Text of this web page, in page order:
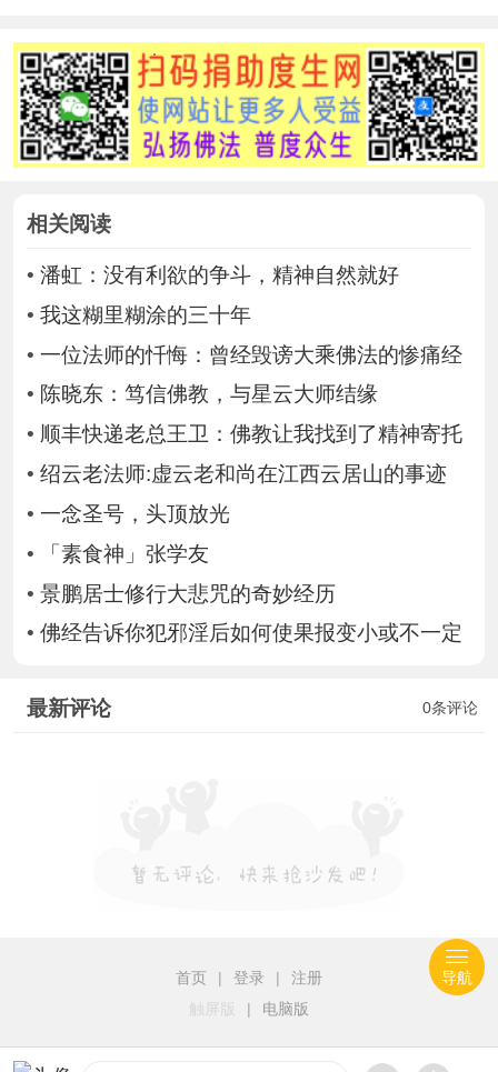
相关阅读
• 潘虹：没有利欲的争斗，精神自然就好
• 我这糊里糊涂的三十年
• 一位法师的忏悔：曾经毁谤大乘佛法的惨痛经
• 陈晓东：笃信佛教，与星云大师结缘
• 顺丰快递老总王卫：佛教让我找到了精神寄托
• 绍云老法师:虚云老和尚在江西云居山的事迹
• 一念圣号，头顶放光
•
「素食神」张学友
• 景鹏居士修行大悲咒的奇妙经历
• 佛经告诉你犯邪淫后如何使果报变小或不一定
0条评论
最新评论
首页 | 登录 |
注册
触屏版
| 电脑版
导航